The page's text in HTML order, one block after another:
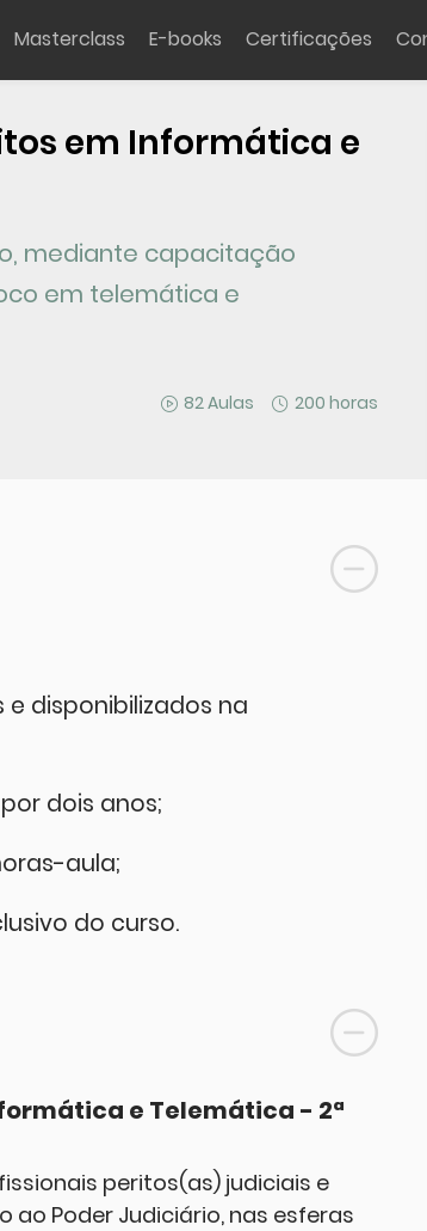
Masterclass E-books Certificações
em Informática e
mediante capacitação
em telemática e
82 Aulas 200 horas
disponibilizados na
dois anos;
aula;
do curso.
e Telemática - 2ª
peritos(as) judiciais e
Poder Judiciário, nas esferas